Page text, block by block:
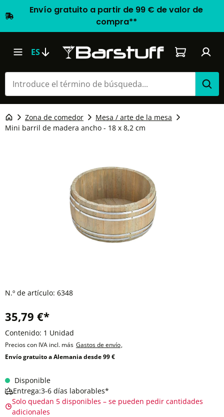
Envío gratuito a partir de 99 € de valor de
compra**
ES El carrito
Zona de comedor
Mesa / arte de la mesa
Mini barril de madera ancho - 18 x 8,2 cm
N.º de artículo: 6348
35,79 €*
Contenido: 1 Unidad
Precios con IVA incl. más Gastos de envío,
Envío gratuito a Alemania desde 99 €
Disponible
Entrega:3-6 días laborables*
Solo quedan 5 disponibles – se pueden pedir cantidades
adicionales